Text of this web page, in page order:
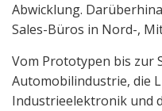
Abwicklung.
Sales-Büros in Nord-,
Vom Prototypen bis zur
Automobilindustrie, die
Industrieelektronik und